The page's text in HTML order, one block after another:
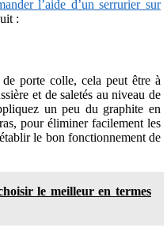
l’aide d’un serrurier sur
:
porte colle, cela peut être à
et de saletés au niveau de
un peu du graphite en
pour éliminer facilement les
le bon fonctionnement de
le meilleur en termes